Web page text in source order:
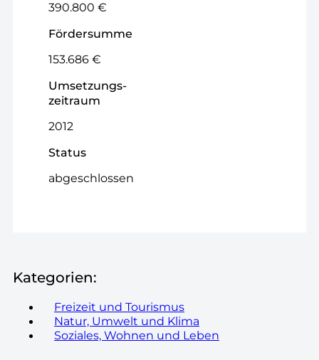
390.800 €
Fördersumme
153.686 €
Umsetzungs­
zeitraum
2012
Status
abgeschlossen
Kategorien:
Freizeit und Tourismus
Natur, Umwelt und Klima
Soziales, Wohnen und Leben